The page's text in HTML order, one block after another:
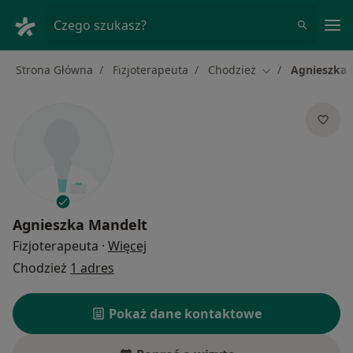
Czego szukasz?
Strona Główna Fizjoterapeuta Chodzież Zmień miasto
Agnieszka
Agnieszka Mandelt
Fizjoterapeuta · Więcej
Chodzież 1 adres
Pokaż dane kontaktowe